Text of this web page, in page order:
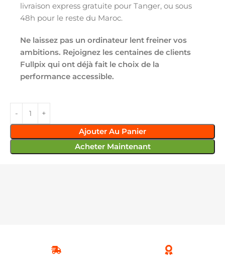
livraison express gratuite pour Tanger, ou sous
48h pour le reste du Maroc.
Ne laissez pas un ordinateur lent freiner vos
ambitions. Rejoignez les centaines de clients
Fullpix qui ont déjà fait le choix de la
performance accessible.
Ajouter Au Panier
Acheter Maintenant